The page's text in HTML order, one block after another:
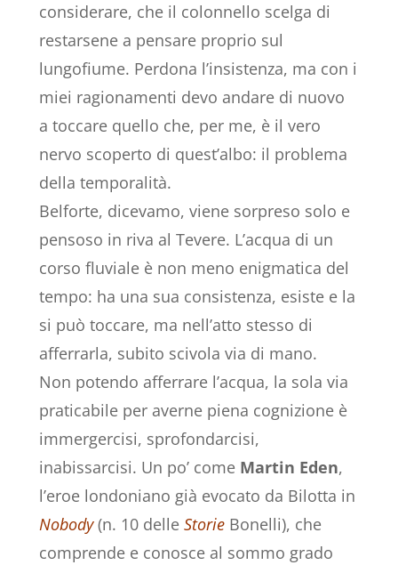
considerare, che il colonnello scelga di
restarsene a pensare proprio sul
lungofiume. Perdona l’insistenza, ma con i
miei ragionamenti devo andare di nuovo
a toccare quello che, per me, è il vero
nervo scoperto di quest’albo: il problema
della temporalità.
Belforte, dicevamo, viene sorpreso solo e
pensoso in riva al Tevere. L’acqua di un
corso fluviale è non meno enigmatica del
tempo: ha una sua consistenza, esiste e la
si può toccare, ma nell’atto stesso di
afferrarla, subito scivola via di mano.
Non potendo afferrare l’acqua, la sola via
praticabile per averne piena cognizione è
immergercisi, sprofondarcisi,
inabissarcisi. Un po’ come Martin Eden,
l’eroe londoniano già evocato da Bilotta in
Nobody(n. 10 delle StorieBonelli), che
comprende e conosce al sommo grado